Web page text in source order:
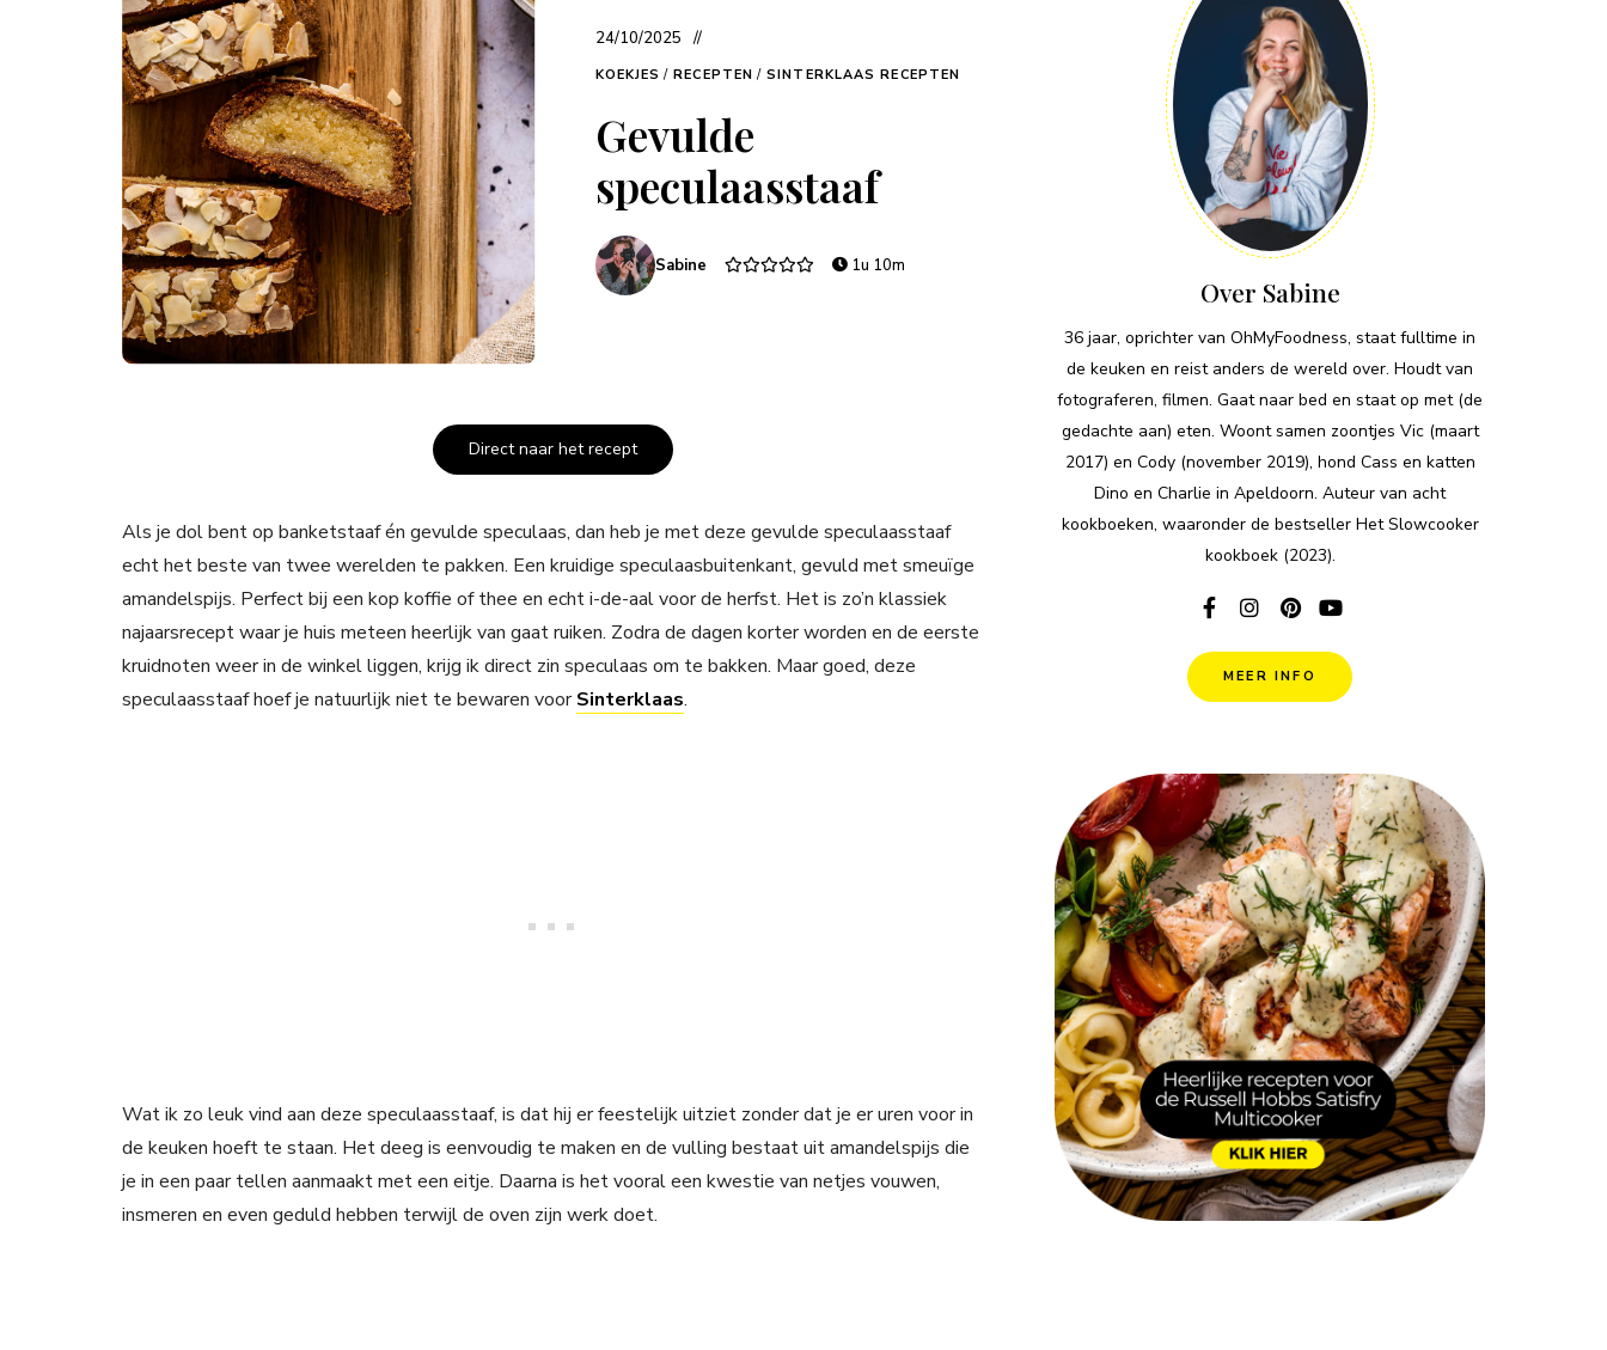
24/10/2025
KOEKJES / RECEPTEN / SINTERKLAAS RECEPTEN
Gevulde
speculaasstaaf
Sabine 1u 10m
Direct naar het recept
Als je dol bent op banketstaaf én gevulde speculaas, dan heb je met deze gevulde speculaasstaaf
echt het beste van twee werelden te pakken. Een kruidige speculaasbuitenkant, gevuld met smeuïge
amandelspijs. Perfect bij een kop koffie of thee en echt i-de-aal voor de herfst. Het is zo’n klassiek
najaarsrecept waar je huis meteen heerlijk van gaat ruiken. Zodra de dagen korter worden en de eerste
kruidnoten weer in de winkel liggen, krijg ik direct zin speculaas om te bakken. Maar goed, deze
speculaasstaaf hoef je natuurlijk niet te bewaren voorSinterklaas.
Wat ik zo leuk vind aan deze speculaasstaaf, is dat hij er feestelijk uitziet zonder dat je er uren voor in
de keuken hoeft te staan. Het deeg is eenvoudig te maken en de vulling bestaat uit amandelspijs die
je in een paar tellen aanmaakt met een eitje. Daarna is het vooral een kwestie van netjes vouwen,
insmeren en even geduld hebben terwijl de oven zijn werk doet.
Over Sabine
36 jaar, oprichter van OhMyFoodness, staat fulltime in
de keuken en reist anders de wereld over. Houdt van
fotograferen, filmen. Gaat naar bed en staat op met (de
gedachte aan) eten. Woont samen zoontjes Vic (maart
2017) en Cody (november 2019), hond Cass en katten
Dino en Charlie in Apeldoorn. Auteur van acht
kookboeken, waaronder de bestseller Het Slowcooker
kookboek (2023).
MEER INFO